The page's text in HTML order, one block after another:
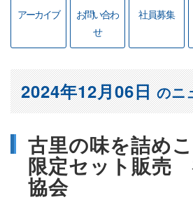
アーカイブ
お問い合わ
せ
社員募集
古里の味を詰め
限定セット販売
協会
2024年12月06日のニ